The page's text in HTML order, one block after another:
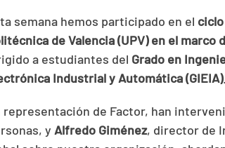
semana hemos participado en el
de Valencia (UPV) en el marco
a estudiantes del Grado en
Industrial y Automática (GIEIA).
representación de Factor, han
y Alfredo Giménez, director de